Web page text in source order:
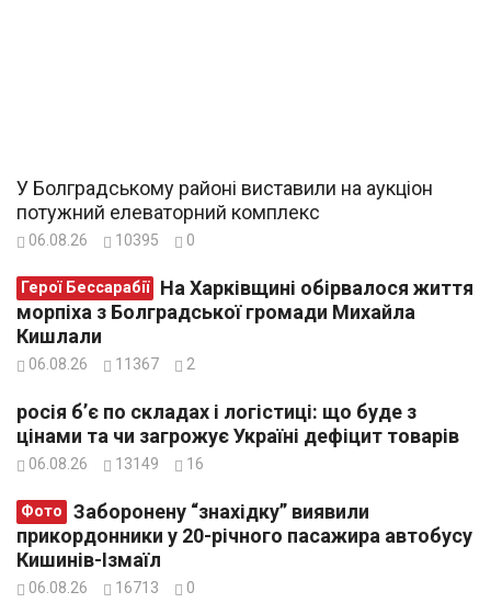
У Болградському районі виставили на аукціон
потужний елеваторний комплекс
06.08.26 10395 0
Герої Бессарабії
морпіха з Болградської громади Михайла
Кишлали
06.08.26 11367 2
росія б’є по складах і логістиці: що буде з
цінами та чи загрожує Україні дефіцит товарів
06.08.26 13149 16
Фото
прикордонники у 20-річного пасажира автобусу
Кишинів-Ізмаїл
06.08.26 16713 0